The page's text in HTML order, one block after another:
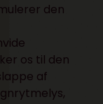
den
os til den
af